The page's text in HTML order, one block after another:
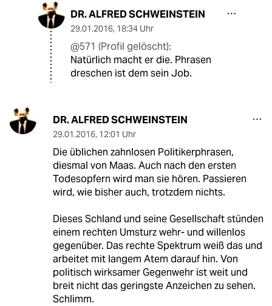
DR. ALFRED SCHWEINSTEIN
29.01.2016, 18:34 Uhr
@571 (Profil gelöscht):
Natürlich macht er die. Phrasen
dreschen ist dem sein Job.
DR. ALFRED SCHWEINSTEIN
29.01.2016, 12:01 Uhr
Die üblichen zahnlosen Politikerphrasen,
diesmal von Maas. Auch nach den ersten
Todesopfern wird man sie hören. Passieren
wird, wie bisher auch, trotzdem nichts.
Dieses Schland und seine Gesellschaft stünden
einem rechten Umsturz wehr- und willenlos
gegenüber. Das rechte Spektrum weiß das und
arbeitet mit langem Atem darauf hin. Von
politisch wirksamer Gegenwehr ist weit und
breit nicht das geringste Anzeichen zu sehen.
Schlimm.